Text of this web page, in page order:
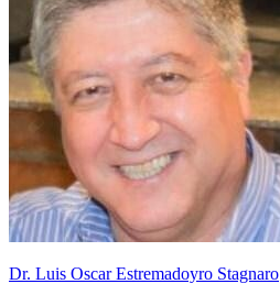
Dr. Luis Oscar Estremadoyro Stagnaro